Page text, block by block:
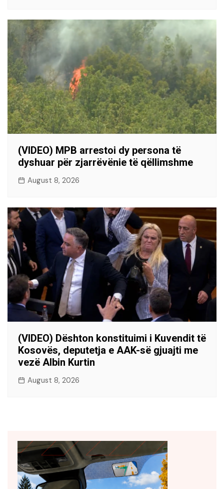
(VIDEO) MPB arrestoi dy persona të
dyshuar për zjarrëvënie të qëllimshme
August 8, 2026
(VIDEO) Dështon konstituimi i Kuvendit të
Kosovës, deputetja e AAK-së gjuajti me
vezë Albin Kurtin
August 8, 2026